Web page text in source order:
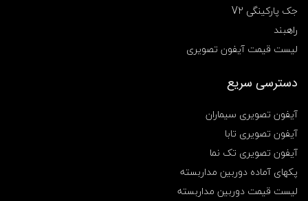
جک پارکینگی V2
راهبند
لیست قیمت آیفون تصویری
دسترسی سریع
آیفون تصویری سیماران
آیفون تصویری تابا
آیفون تصویری تک نما
پکهای آماده دوربین مداربسته
لیست قیمت دوربین مداربسته